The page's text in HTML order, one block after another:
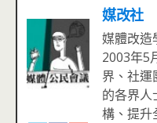
媒改社
媒體改造
2003年5
界、社運
的各界人
構、提升